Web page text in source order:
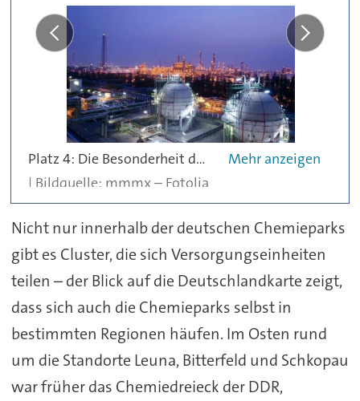
Platz 4: Die Besonderheit des Industrieparks Schwarze Pumpe ist, dass er länderübergreifend ist und ansässige Unternehmen Förderprogramme des Landes Brandenburg als auch des Freistaates Sachsen nutzen können. Auf 866 ha betreibt die ASG Spremberg als kommunale Gesellschaft der Stadt Spremberg (Brandenburg) und der Gemeinde Spreetal (Sachsen) den Industriepark – eines der industriellen Zentren der Lausitz.
mmmx – Fotolia
Nicht nur innerhalb der deutschen Chemieparks
gibt es Cluster, die sich Versorgungseinheiten
teilen – der Blick auf die Deutschlandkarte zeigt,
dass sich auch die Chemieparks selbst in
bestimmten Regionen häufen. Im Osten rund
um die Standorte Leuna, Bitterfeld und Schkopau
war früher das Chemiedreieck der DDR,